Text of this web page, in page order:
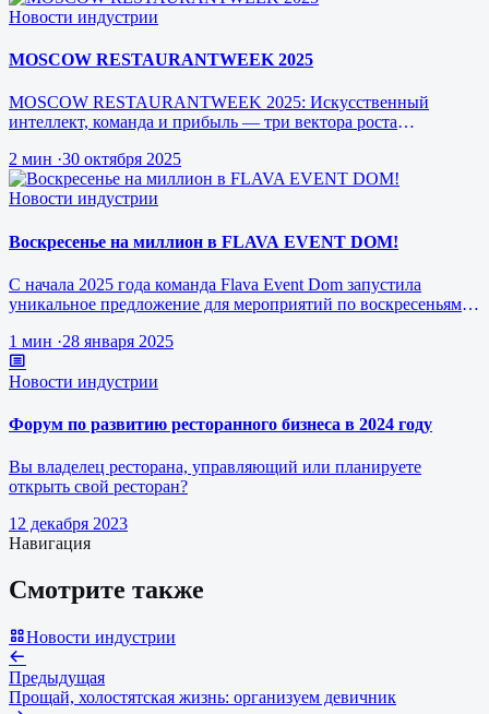
Новости индустрии
MOSCOW RESTAURANTWEEK 2025
MOSCOW RESTAURANTWEEK 2025: Искусственный
интеллект, команда и прибыль — три вектора роста
2 мин ·30 октября 2025
Новости индустрии
Воскресенье на миллион в FLAVA EVENT DOM!
С начала 2025 года команда Flava Event Dom запустила
уникальное предложение для мероприятий по воскресеньям за
1 мин ·28 января 2025
Новости индустрии
Форум по развитию ресторанного бизнеса в 2024 году
Вы владелец ресторана, управляющий или планируете
открыть свой ресторан?
12 декабря 2023
Навигация
Смотрите также
Новости индустрии
Предыдущая
Прощай, холостятская жизнь: организуем девичник